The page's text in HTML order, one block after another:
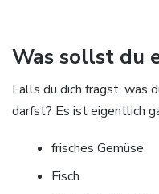
Was sollst du
Falls du dich fragst, was
darfst? Es ist eigentlich
frisches Gemüse
Fisch